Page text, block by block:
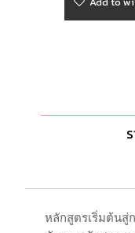
หลักสูตรเริ่มต้นสู่